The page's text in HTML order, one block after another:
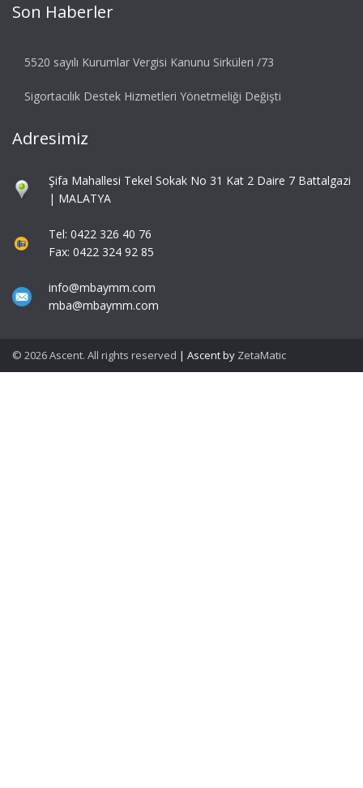
Son Haberler
5520 sayılı Kurumlar Vergisi Kanunu Sirküleri /73
Sigortacılık Destek Hizmetleri Yönetmeliği Değişti
Adresimiz
Şifa Mahallesi Tekel Sokak No 31 Kat 2 Daire 7 Battalgazi
| MALATYA
Tel: 0422 326 40 76
Fax: 0422 324 92 85
info@mbaymm.com
mba@mbaymm.com
© 2026 Ascent. All rights reserved | Ascent by ZetaMatic